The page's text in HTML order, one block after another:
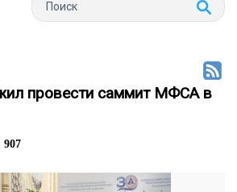
провести саммит МФСА в
907